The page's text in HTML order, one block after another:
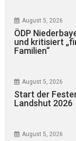
August 5, 2026
ÖDP
und kritisiert
Familien“
August 5, 2026
Start der Festen
Landshut 2026
August 5, 2026